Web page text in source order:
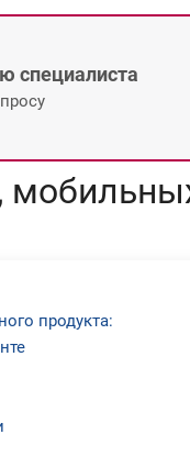
специалиста
продукта: